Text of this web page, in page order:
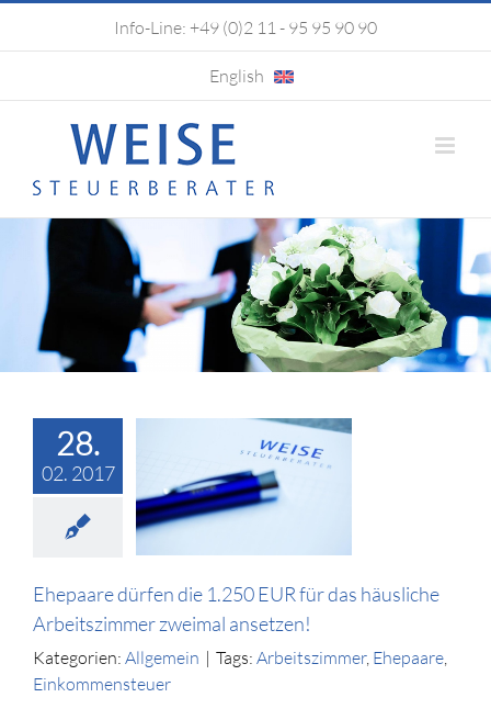
Info-Line: +49 (0)2 11 - 95 95 90 90
English
28.
02. 2017
dürfen
EUR für
ansetzen!
Ehepaare dürfen die 1.250 EUR für das häusliche
Arbeitszimmer zweimal ansetzen!
Kategorien: Allgemein | Tags: Arbeitszimmer, Ehepaare
Einkommensteuer